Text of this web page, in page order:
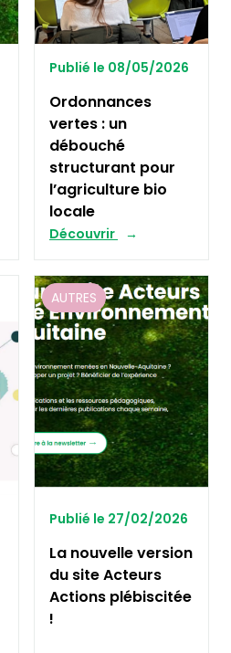
Publié le 08/05/2026
Ordonnances
vertes : un
débouché
structurant pour
l’agriculture bio
locale
Découvrir
AUTRES
Publié le 27/02/2026
La nouvelle version
du site Acteurs
Actions plébiscitée
!